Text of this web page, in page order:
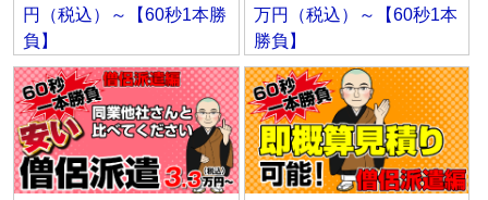
円（税込）～【60秒1本勝
負】
万円（税込）～【60秒1本
勝負】